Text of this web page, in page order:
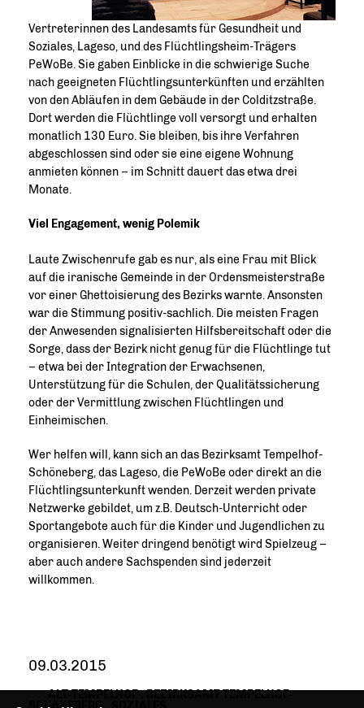
Vertreterinnen des Landesamts für Gesundheit und
Soziales, Lageso, und des Flüchtlingsheim-Trägers
PeWoBe. Sie gaben Einblicke in die schwierige Suche
nach geeigneten Flüchtlingsunterkünften und erzählten
von den Abläufen in dem Gebäude in der Colditzstraße.
Dort werden die Flüchtlinge voll versorgt und erhalten
monatlich 130 Euro. Sie bleiben, bis ihre Verfahren
abgeschlossen sind oder sie eine eigene Wohnung
anmieten können – im Schnitt dauert das etwa drei
Monate.
Viel Engagement, wenig Polemik
Laute Zwischenrufe gab es nur, als eine Frau mit Blick
auf die iranische Gemeinde in der Ordensmeisterstraße
vor einer Ghettoisierung des Bezirks warnte. Ansonsten
war die Stimmung positiv-sachlich. Die meisten Fragen
der Anwesenden signalisierten Hilfsbereitschaft oder die
Sorge, dass der Bezirk nicht genug für die Flüchtlinge tut
– etwa bei der Integration der Erwachsenen,
Unterstützung für die Schulen, der Qualitätssicherung
oder der Vermittlung zwischen Flüchtlingen und
Einheimischen.
Wer helfen will, kann sich an das Bezirksamt Tempelhof-
Schöneberg, das Lageso, die PeWoBe oder direkt an die
Flüchtlingsunterkunft wenden. Derzeit werden private
Netzwerke gebildet, um z.B. Deutsch-Unterricht oder
Sportangebote auch für die Kinder und Jugendlichen zu
organisieren. Weiter dringend benötigt wird Spielzeug –
aber auch andere Sachspenden sind jederzeit
willkommen.
09.03.2015
ALT-TEMPELHOF,BEZIRKSAMT TEMPELHOF-